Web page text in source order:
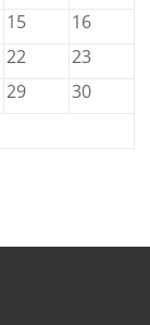
15
16
22
23
29
30